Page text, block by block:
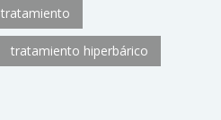
tratamiento
tratamiento hiperbárico